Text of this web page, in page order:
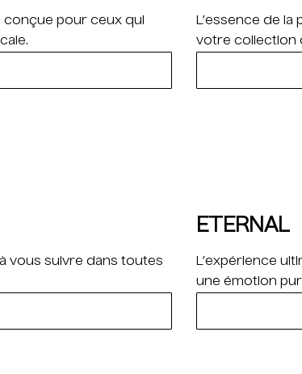
conçue pour ceux qui
L’essence de
votre collection
vous suivre dans toutes
ETERNAL
L’expérience
une émotion